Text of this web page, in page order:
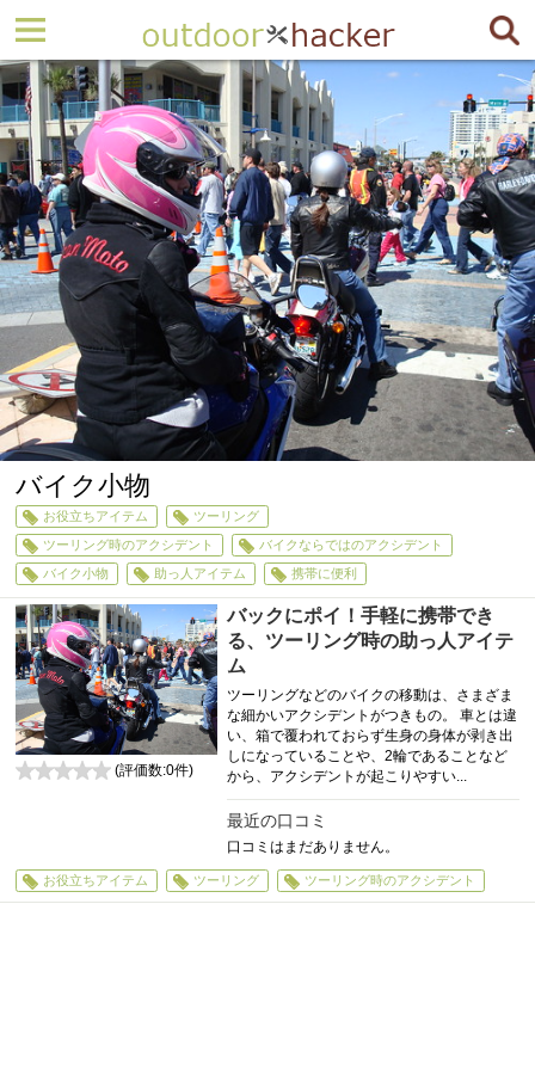
バイク小物
お役立ちアイテム
ツーリング
ツーリング時のアクシデント
バイクならではのアクシデント
バイク小物
助っ人アイテム 携帯に便利
バックにポイ！手軽に携帯でき
る、ツーリング時の助っ人アイテ
ム
ツーリングなどのバイクの移動は、さまざま
な細かいアクシデントがつきもの。 車とは違
い、箱で覆われておらず生身の身体が剥き出
しになっていることや、2輪であることなど
から、アクシデントが起こりやすい...
最近の口コミ
口コミはまだありません。
(評価数:0件)
お役立ちアイテム ツーリング ツーリング時のアクシデント